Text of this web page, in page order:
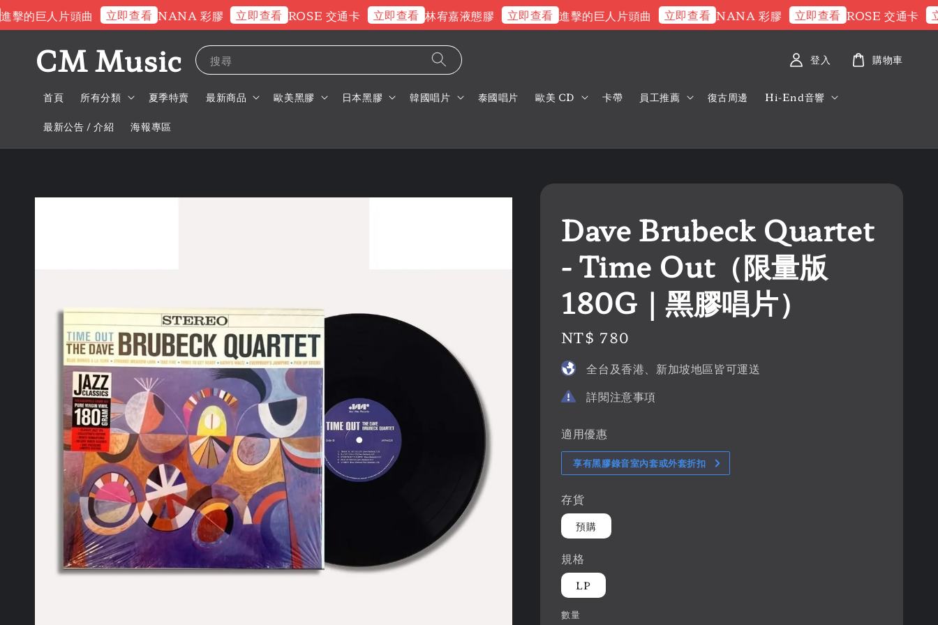
巨人片頭曲 立即查看 NANA 彩膠 立即查看 ROSE 交通卡 立即查看 林宥嘉液態膠 立即查看 進擊的巨人片頭曲 立即查看 NANA 彩膠 立即查看 ROSE 交通卡 立即
CM Music 搜尋
首頁 所有分類 夏季特賣 最新商品 歐美黑膠 日本黑膠 韓國唱片 泰國唱片 歐美 CD 卡帶 員工推薦 復古周邊 Hi-End音響
最新公告 / 介紹 海報專區
登入 購物車
Dave Brubeck Quartet
- Time Out（限量版
180G｜黑膠唱片）
Regular
price
NT$ 780
全台及香港、新加坡地區皆可運送
詳閱注意事項
適用優惠
享有黑膠錄音室內套或外套折扣
存貨
預購
規格
LP
數量